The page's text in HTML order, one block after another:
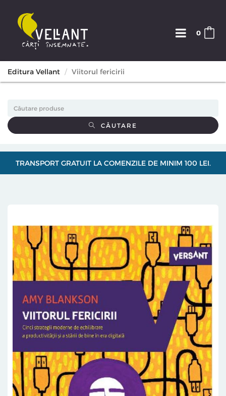
0
Editura Vellant Viitorul fericirii
CĂUTARE
TRANSPORT GRATUIT LA COMENZILE DE MINIM 100 LEI.